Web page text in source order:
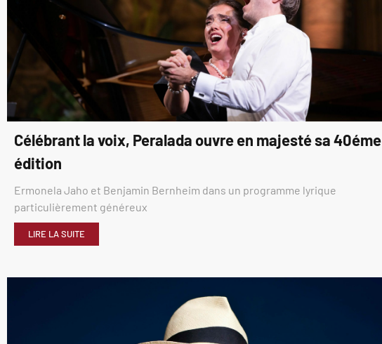
Célébrant la voix, Peralada ouvre en majesté sa 40éme
édition
Ermonela Jaho et Benjamin Bernheim dans un programme lyrique
particulièrement généreux
LIRE LA SUITE